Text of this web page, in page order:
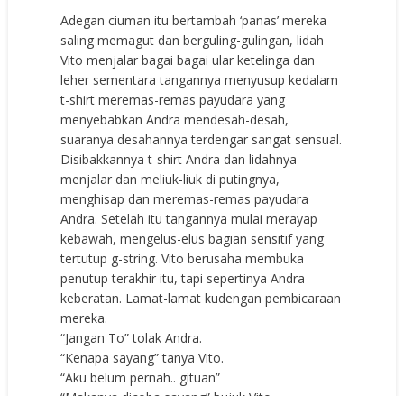
Adegan ciuman itu bertambah ‘panas’ mereka
saling memagut dan berguling-gulingan, lidah
Vito menjalar bagai bagai ular ketelinga dan
leher sementara tangannya menyusup kedalam
t-shirt meremas-remas payudara yang
menyebabkan Andra mendesah-desah,
suaranya desahannya terdengar sangat sensual.
Disibakkannya t-shirt Andra dan lidahnya
menjalar dan meliuk-liuk di putingnya,
menghisap dan meremas-remas payudara
Andra. Setelah itu tangannya mulai merayap
kebawah, mengelus-elus bagian sensitif yang
tertutup g-string. Vito berusaha membuka
penutup terakhir itu, tapi sepertinya Andra
keberatan. Lamat-lamat kudengan pembicaraan
mereka.
“Jangan To” tolak Andra.
“Kenapa sayang” tanya Vito.
“Aku belum pernah.. gituan”